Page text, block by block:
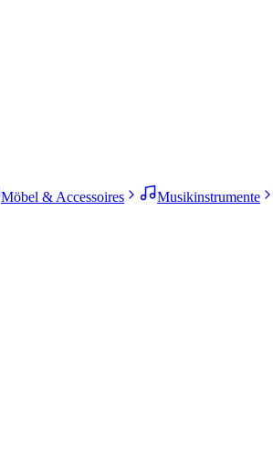
Möbel & Accessoires Musikinstrumente